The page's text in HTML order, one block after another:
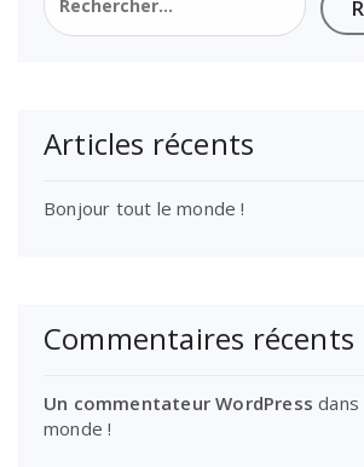
Articles récents
Bonjour tout le monde !
Commentaires récents
Un commentateur WordPress dans
monde !